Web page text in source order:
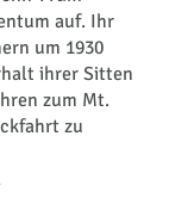
auf. Ihr
um 1930
ihrer Sitten
zum Mt.
zu